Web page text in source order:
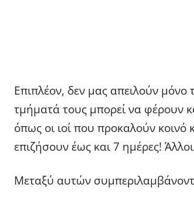
Επιπλέον, δεν μας απειλούν
τμήματά τους μπορεί να φέρουν
όπως οι ιοί που προκαλούν
επιζήσουν έως και 7 ημέρες!
Μεταξύ αυτών